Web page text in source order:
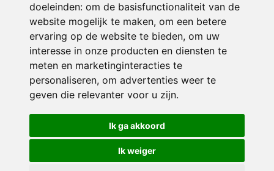
doeleinden: om de basisfunctionaliteit van de
website mogelijk te maken, om een betere
ervaring op de website te bieden, om uw
interesse in onze producten en diensten te
meten en marketinginteracties te
personaliseren, om advertenties weer te
geven die relevanter voor u zijn.
Ik ga akkoord
Ik weiger
© 2026 Sint Bernardus | Alle rechten voorbehouden
Privacy policy|Disclaimer| Klachtenregeling|RSIN en Anbi
voorkeuren
Crealisatie The MindOffice